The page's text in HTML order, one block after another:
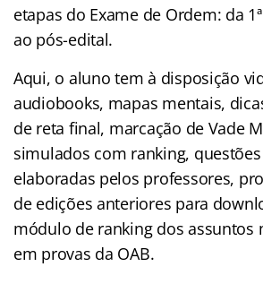
etapas do Exame de Ordem: da
ao pós-edital.
Aqui, o aluno tem à disposição
audiobooks, mapas mentais,
de reta final, marcação de Vade
simulados com ranking,
elaboradas pelos professores,
de edições anteriores para
módulo de ranking dos assuntos
em provas da OAB.